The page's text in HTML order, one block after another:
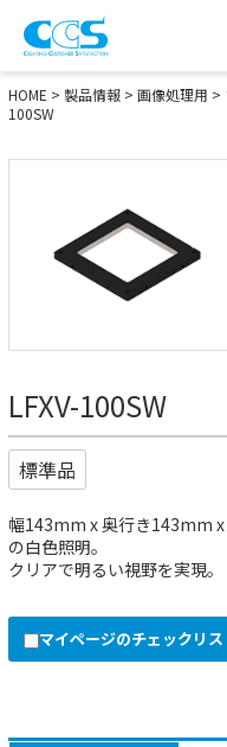
画像処理用の製品検索
HOME > 製品情報 > 画像処理用 >
100SW
LFXV-100SW
標準品
幅143mm x 奥行き143mm
の白色照明。
クリアで明るい視野を実現。
マイページのチェックリ